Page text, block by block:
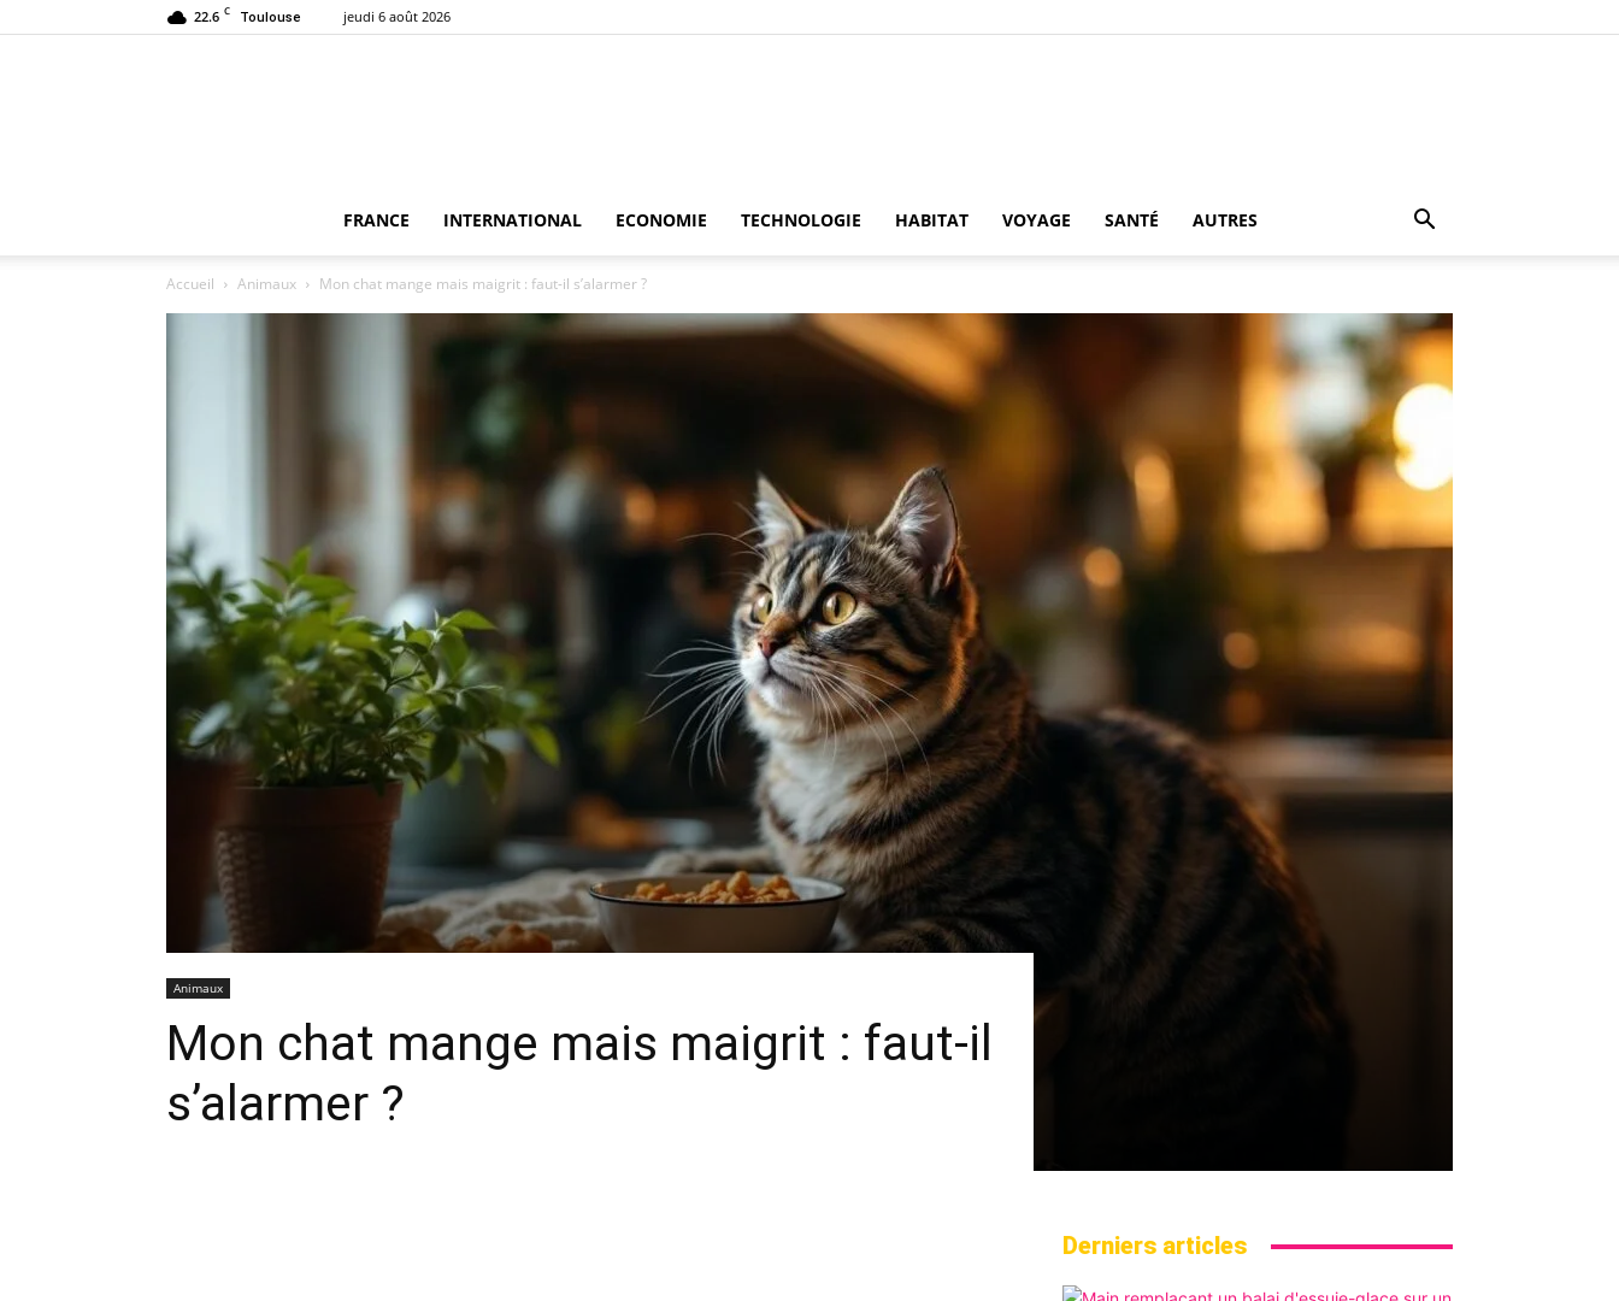
22.6 C Toulouse jeudi 6 août 2026
FRANCE INTERNATIONAL ECONOMIE TECHNOLOGIE HABITAT VOYAGE SANTÉ AUTRES
Accueil Animaux Mon chat mange mais maigrit : faut-il s’alarmer ?
Animaux
Mon chat mange mais maigrit : faut-il
s’alarmer ?
Derniers articles